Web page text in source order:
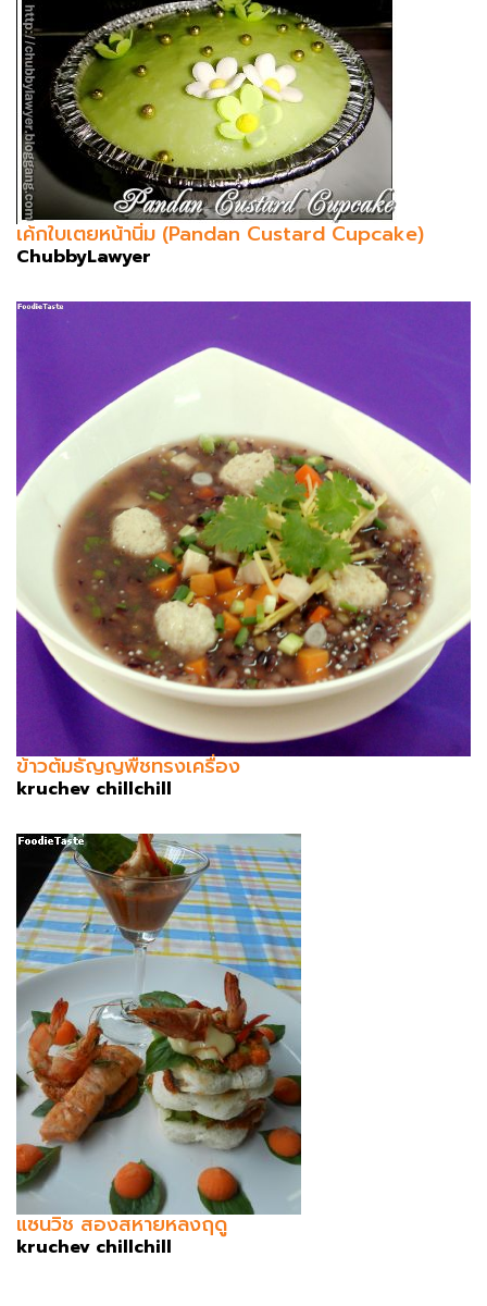
เค้กใบเตยหน้านิ่ม (Pandan Custard Cupcake)
ChubbyLawyer
ข้าวต้มธัญญพืชทรงเครื่อง
kruchev chillchill
แซนวิช สองสหายหลงฤดู
kruchev chillchill